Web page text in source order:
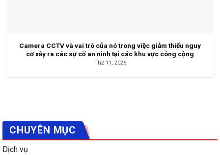
Camera CCTV và vai trò của nó trong việc giảm thiểu nguy
cơ xảy ra các sự cố an ninh tại các khu vực công cộng
Th2 11, 2026
CHUYÊN MỤC
Dịch vụ